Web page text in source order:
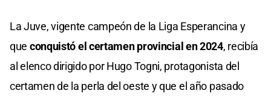
La Juve, vigente campeón de la Liga Esperancina y
que conquistó el certamen provincial en 2024, recibía
al elenco dirigido por Hugo Togni, protagonista del
certamen de la perla del oeste y que el año pasado